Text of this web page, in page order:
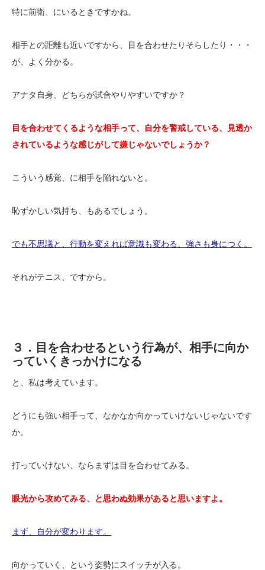
特に前衛、にいるときですかね。
相手との距離も近いですから、目を合わせたりそらしたり・・・
が、よく分かる。
アナタ自身、どちらが試合やりやすいですか？
目を合わせてくるような相手って、自分を警戒している、見透か
されているような感じがして嫌じゃないでしょうか？
こういう感覚、に相手を陥れないと。
恥ずかしい気持ち、もあるでしょう。
でも不思議と、行動を変えれば意識も変わる、強さも身につく。
それがテニス、ですから。
３．目を合わせるという行為が、相手に向か
っていくきっかけになる
と、私は考えています。
どうにも強い相手って、なかなか向かっていけないじゃないです
か。
打っていけない、ならまずは目を合わせてみる。
眼光から攻めてみる、と思わぬ効果があると思いますよ。
まず、自分が変わります。
向かっていく、という姿勢にスイッチが入る。